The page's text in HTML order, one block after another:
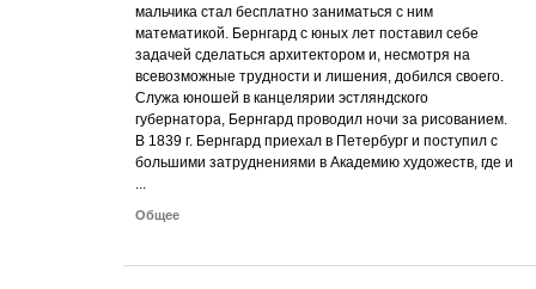
мальчика стал бесплатно заниматься с ним
математикой. Бернгард с юных лет поставил себе
задачей сделаться архитектором и, несмотря на
всевозможные трудности и лишения, добился своего.
Служа юношей в канцелярии эстляндского
губернатора, Бернгард проводил ночи за рисованием.
В 1839 г. Бернгард приехал в Петербург и поступил с
большими затруднениями в Академию художеств, где и
...
Общее